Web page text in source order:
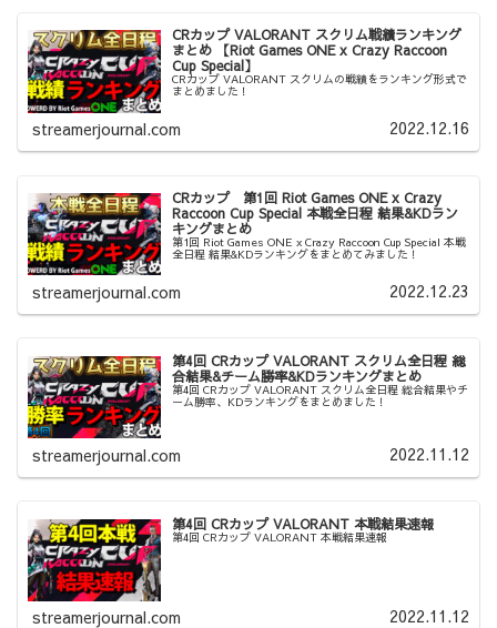
CRカップ VALORANT スクリム戦績ランキング
まとめ 【Riot Games ONE x Crazy Raccoon
Cup Special】
CRカップ VALORANT スクリムの戦績をランキング形式で
まとめました！
streamerjournal.com 2022.12.16
CRカップ 第1回 Riot Games ONE x Crazy
Raccoon Cup Special 本戦全日程 結果&KDラン
キングまとめ
第1回 Riot Games ONE x Crazy Raccoon Cup Special 本戦
全日程 結果&KDランキングをまとめてみました！
streamerjournal.com 2022.12.23
第4回 CRカップ VALORANT スクリム全日程 総
合結果&チーム勝率&KDランキングまとめ
第4回 CRカップ VALORANT スクリム全日程 総合結果やチ
ーム勝率、KDランキングをまとめました！
streamerjournal.com 2022.11.12
第4回 CRカップ VALORANT 本戦結果速報
第4回 CRカップ VALORANT 本戦結果速報
streamerjournal.com 2022.11.12